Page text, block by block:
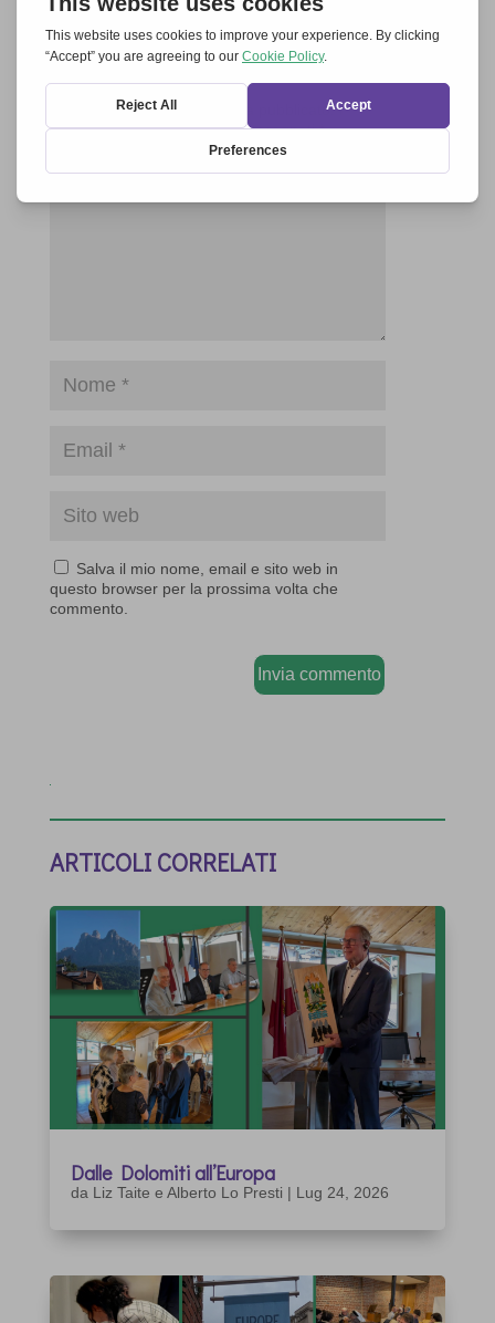
Invia un commento
Il tuo indirizzo email non sarà pubblicato. I
campi obbligatori sono contrassegnati*
Salva il mio nome, email e sito web in
questo browser per la prossima volta che
commento.
Invia commento
ARTICOLI CORRELATI
Dalle Dolomiti all’Europa
da Liz Taite e Alberto Lo Presti | Lug 24, 2026